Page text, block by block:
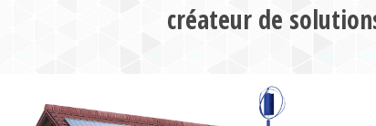
créateur de